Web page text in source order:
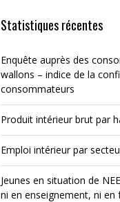
Statistiques récentes
Enquête auprès des
wallons – indice de la
consommateurs
Produit intérieur brut par
Emploi intérieur par
Jeunes en situation de
ni en enseignement, ni